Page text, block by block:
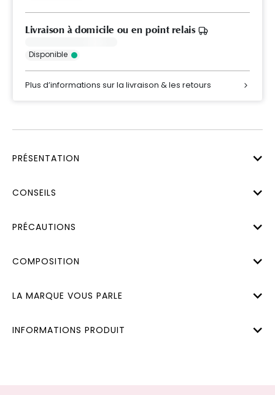
Livraison à domicile ou en point relais
Disponible
Plus d’informations sur la livraison & les retours
PRÉSENTATION
CONSEILS
PRÉCAUTIONS
COMPOSITION
LA MARQUE VOUS PARLE
INFORMATIONS PRODUIT